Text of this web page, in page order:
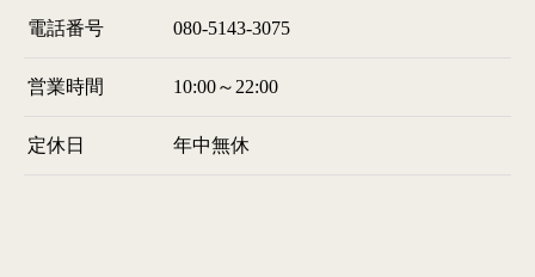
電話番号 080-5143-3075
営業時間 10:00～22:00
定休日 年中無休